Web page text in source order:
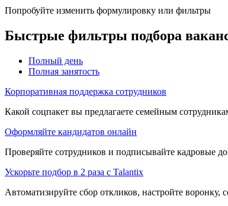
Попробуйте изменить формулировку или фильтры
Быстрые фильтры подбора
Полный день
Полная занятость
Корпоративная поддержка сотрудников
Какой соцпакет вы предлагаете семейным
Оформляйте кандидатов онлайн
Проверяйте сотрудников и подписывайте кадровые
Ускорьте подбор в 2 раза с Talantix
Автоматизируйте сбор откликов, настройте воронку,